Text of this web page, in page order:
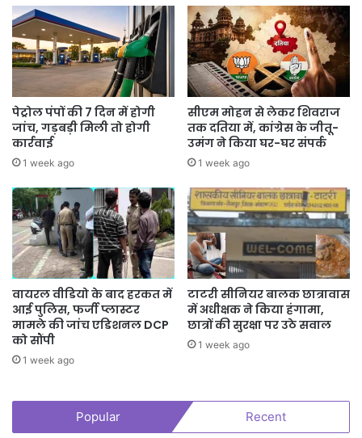
पेट्रोल पंपों की 7 दिन में होगी
जांच, गड़बड़ी मिली तो होगी
कार्रवाई
1 week ago
सीएम मोहन से लेकर शिवराज
तक दतिया में, कांग्रेस के जीतू-
उमंग ने किया घर-घर संपर्क
1 week ago
वायरल वीडियो के बाद हरकत में
आई पुलिस, फर्जी प्लास्टर
मामले की जांच एडिशनल DCP
को सौंपी
1 week ago
टाटरी सीनियर बालक छात्रावास
में अधीक्षक ने किया हंगामा,
छात्रों की सुरक्षा पर उठे सवाल
1 week ago
Popular Recent